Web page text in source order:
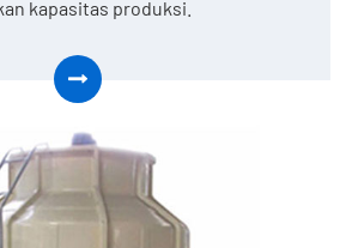
kapasitas produksi.